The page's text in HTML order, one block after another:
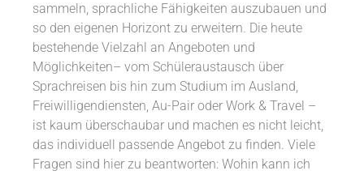
sammeln, sprachliche Fähigkeiten auszubauen und
so den eigenen Horizont zu erweitern. Die heute
bestehende Vielzahl an Angeboten und
Möglichkeiten– vom Schüleraustausch über
Sprachreisen bis hin zum Studium im Ausland,
Freiwilligendiensten, Au-Pair oder Work & Travel –
ist kaum überschaubar und machen es nicht leicht,
das individuell passende Angebot zu finden. Viele
Fragen sind hier zu beantworten: Wohin kann ich